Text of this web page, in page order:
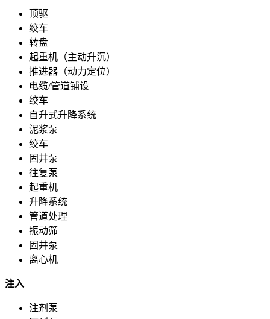
顶驱​
绞车
转盘
起重机（主动升沉）
推进器（动力定位）
电缆/管道铺设
绞车
自升式升降系统​
泥浆泵​
绞车​
固井泵​
往复泵
起重机​
升降系统​
管道处理​
振动筛​
固井泵
离心机
注入
注剂泵